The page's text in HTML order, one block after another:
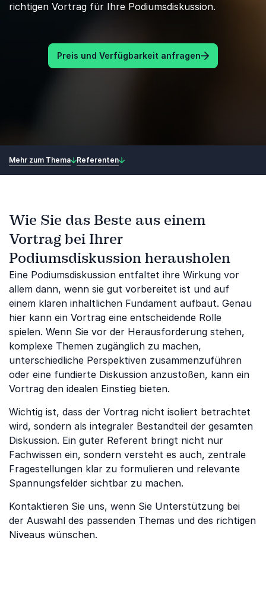
richtigen Vortrag für Ihre Podiumsdiskussion.
Preis und Verfügbarkeit anfragen
Mehr zum Thema Referenten
Wie Sie das Beste aus einem
Vortrag bei Ihrer
Podiumsdiskussion herausholen
Eine Podiumsdiskussion entfaltet ihre Wirkung vor
allem dann, wenn sie gut vorbereitet ist und auf
einem klaren inhaltlichen Fundament aufbaut. Genau
hier kann ein Vortrag eine entscheidende Rolle
spielen. Wenn Sie vor der Herausforderung stehen,
komplexe Themen zugänglich zu machen,
unterschiedliche Perspektiven zusammenzuführen
oder eine fundierte Diskussion anzustoßen, kann ein
Vortrag den idealen Einstieg bieten.
Wichtig ist, dass der Vortrag nicht isoliert betrachtet
wird, sondern als integraler Bestandteil der gesamten
Diskussion. Ein guter Referent bringt nicht nur
Fachwissen ein, sondern versteht es auch, zentrale
Fragestellungen klar zu formulieren und relevante
Spannungsfelder sichtbar zu machen.
Kontaktieren Sie uns, wenn Sie Unterstützung bei
der Auswahl des passenden Themas und des richtigen
Niveaus wünschen.